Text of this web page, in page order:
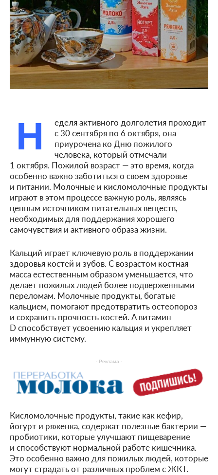
Н
еделя активного долголетия проходит
с 30 сентября по 6 октября, она
приурочена ко Дню пожилого
человека, который отмечали
1 октября. Пожилой возраст — это время, когда
особенно важно заботиться о своем здоровье
и питании. Молочные и кисломолочные продукты
играют в этом процессе важную роль, являясь
ценным источником питательных веществ,
необходимых для поддержания хорошего
самочувствия и активного образа жизни.
Кальций играет ключевую роль в поддержании
здоровья костей и зубов. С возрастом костная
масса естественным образом уменьшается, что
делает пожилых людей более подверженными
переломам. Молочные продукты, богатые
кальцием, помогают предотвратить остеопороз
и сохранить прочность костей. А витамин
D способствует усвоению кальция и укрепляет
иммунную систему.
- Реклама -
Кисломолочные продукты, такие как кефир,
йогурт и ряженка, содержат полезные бактерии —
пробиотики, которые улучшают пищеварение
и способствуют нормальной работе кишечника.
Это особенно важно для пожилых людей, которые
могут страдать от различных проблем с ЖКТ.